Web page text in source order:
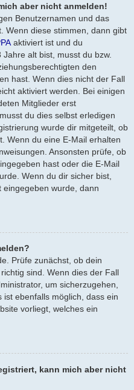
aber nicht anmelden!
Benutzernamen und das
Wenn diese stimmen, dann gibt
aktiviert ist und du
alt bist, musst du bzw.
den
hast. Wenn dies nicht der Fall
aktiviert werden. Bei einigen
Mitglieder erst
du dies selbst erledigen
wurde dir mitgeteilt, ob
Wenn du eine E-Mail erhalten
Ansonsten prüfe, ob
hast oder die E-Mail
Wenn du dir sicher bist,
wurde, dann
Prüfe zunächst, ob dein
sind. Wenn dies der Fall
um sicherzugehen,
ebenfalls möglich, dass ein
vorliegt, welches ein
kann mich aber nicht